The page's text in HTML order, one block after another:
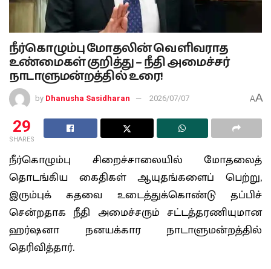
நீர்கொழும்பு மோதலின் வெளிவராத
உண்மைகள் குறித்து – நீதி அமைச்சர்
நாடாளுமன்றத்தில் உரை!
by Dhanusha Sasidharan 2026/07/07 AA
29
SHARES
நீர்கொழும்பு சிறைச்சாலையில் மோதலைத்
தொடங்கிய கைதிகள் ஆயுதங்களைப் பெற்று,
இரும்புக் கதவை உடைத்துக்கொண்டு தப்பிச்
சென்றதாக நீதி அமைச்சரும் சட்டத்தரணியுமான
ஹர்ஷனா நனயக்கார நாடாளுமன்றத்தில்
தெரிவித்தார்.